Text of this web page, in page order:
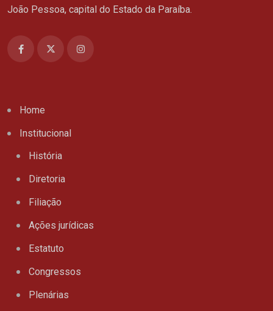
João Pessoa, capital do Estado da Paraíba.
Home
Institucional
História
Diretoria
Filiação
Ações jurídicas
Estatuto
Congressos
Plenárias